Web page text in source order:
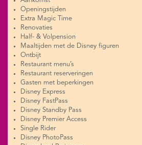
Openingstijden
Extra Magic Time
Renovaties
Half- & Volpension
Maaltijden met de Disney figuren
Ontbijt
Restaurant menu’s
Restaurant reserveringen
Gasten met beperkingen
Disney Express
Disney FastPass
Disney Standby Pass
Disney Premier Access
Single Rider
Disney PhotoPass